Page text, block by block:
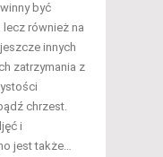
być
również na
innych
zatrzymania z
chrzest.
i
jest także…